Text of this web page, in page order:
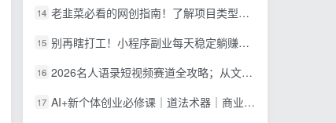
14 老韭菜必看的网创指南！了解项目类型，才能找到好的项目，才能拿到想要的结果
15 别再瞎打工！小程序副业每天稳定躺赚200+
16 2026名人语录短视频赛道全攻略；从文案撰写到声音克隆部署，系统掌握涨粉变现双赢制作技术
17 AI+新个体创业必修课｜道法术器｜商业逻辑·小红书流量·AI智能体｜低成本打造个人变现小生意全套教学